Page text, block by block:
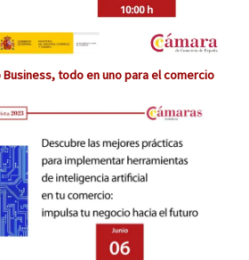
Business, todo en uno para el comercio